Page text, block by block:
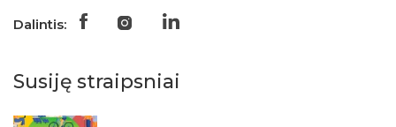
Dalintis:
Susiję straipsniai